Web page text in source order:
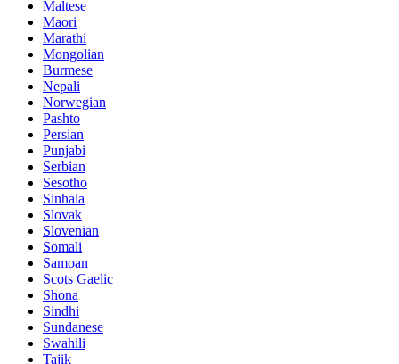
Maltese
Maori
Marathi
Mongolian
Burmese
Nepali
Norwegian
Pashto
Persian
Punjabi
Serbian
Sesotho
Sinhala
Slovak
Slovenian
Somali
Samoan
Scots Gaelic
Shona
Sindhi
Sundanese
Swahili
Tajik